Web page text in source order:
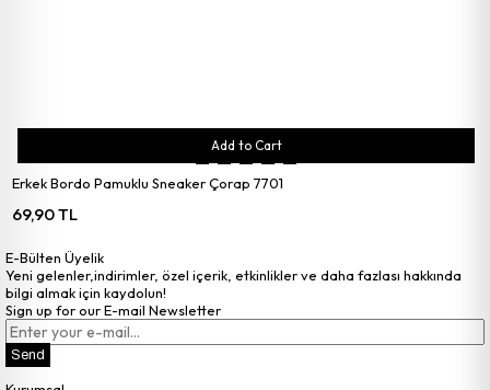
Erkek Bordo Pamuklu Sneaker Çorap 7701
69,90 TL
Add to Cart
E-Bülten Üyelik
Yeni gelenler,indirimler, özel içerik, etkinlikler ve daha fazlası hakkında
bilgi almak için kaydolun!
Sign up for our E-mail Newsletter
Send